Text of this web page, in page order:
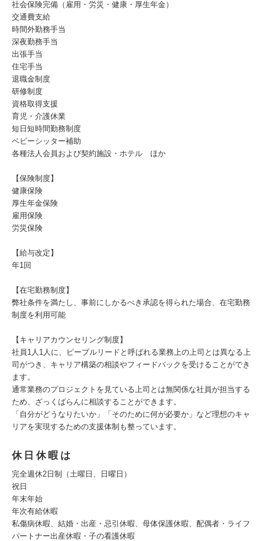
社会保険完備（雇用・労災・健康・厚生年金）
交通費支給
時間外勤務手当
深夜勤務手当
出張手当
住宅手当
退職金制度
研修制度
資格取得支援
育児・介護休業
短日短時間勤務制度
ベビーシッター補助
各種法人会員および契約施設・ホテル ほか
【保険制度】
健康保険
厚生年金保険
雇用保険
労災保険
【給与改定】
年1回
【在宅勤務制度】
弊社条件を満たし、事前にしかるべき承認を得られた場合、在宅勤務
制度を利用可能
【キャリアカウンセリング制度】
社員1人1人に、ピープルリードと呼ばれる業務上の上司とは異なる上
司がつき、キャリア構築の相談やフィードバックを受けることができ
ます。
通常業務のプロジェクトを見ている上司とは無関係な社員が担当する
ため、ざっくばらんに相談することができます。
「自分がどうなりたいか」「そのために何が必要か」など理想のキャ
リアを実現するための支援体制も整っています。
休日休暇は
完全週休2日制（土曜日、日曜日）
祝日
年末年始
年次有給休暇
私傷病休暇、結婚・出産・忌引休暇、母体保護休暇、配偶者・ライフ
パートナー出産休暇・子の看護休暇